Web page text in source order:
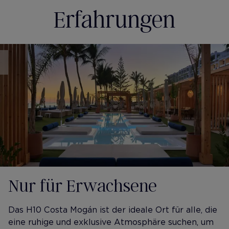
Erfahrungen
Nur für Erwachsene
​Das H10 Costa Mogán ist der ideale Ort für alle, die
eine ruhige und exklusive Atmosphäre suchen, um